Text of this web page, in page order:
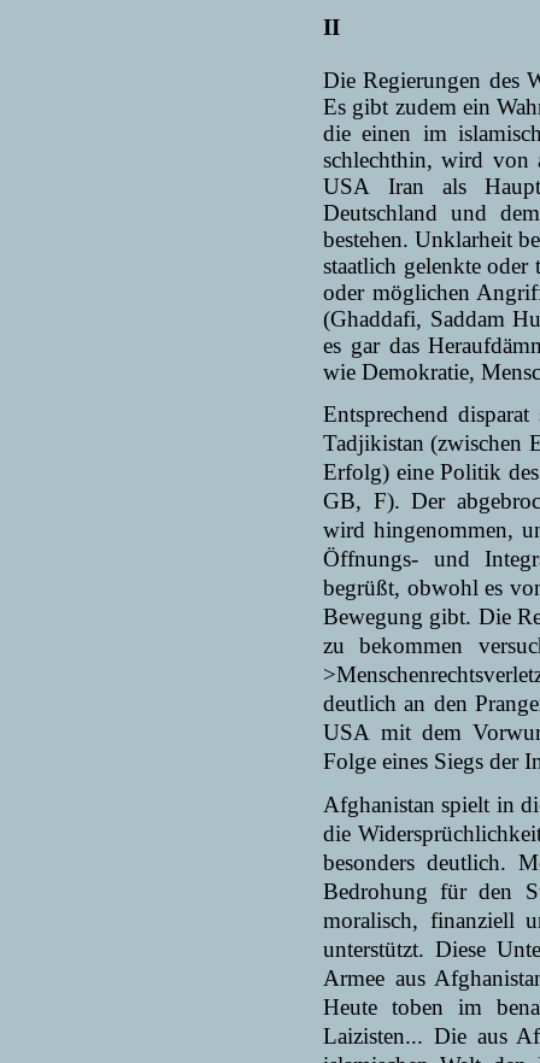
II
Die Regierungen des
Es gibt zudem ein
die einen im
schlechthin, wird von
USA Iran als
Deutschland und
bestehen. Unklarheit
staatlich gelenkte
oder möglichen
(Ghaddafi, Saddam
es gar das
wie Demokratie,
Entsprechend
Tadjikistan (zwischen
Erfolg) eine Politik
GB, F).Der
wird hingenommen,
Öffnungs- und
begrüßt, obwohl es
Bewegung gibt. Die
zu bekommen
deutlich an den
USA mit dem
Folge eines Siegs der
Afghanistan spielt in
die
besonders deutlich.
Bedro­hung für den
moralisch, finanziell
unterstützt. Diese
Armee aus
Heute toben im
Laizisten... Die aus